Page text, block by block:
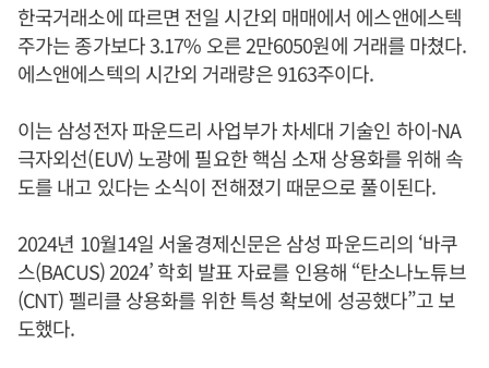
한국거래소에 따르면 전일 시간외 매매에서 에스앤에스텍
주가는 종가보다 3.17% 오른 2만6050원에 거래를 마쳤다.
에스앤에스텍의 시간외 거래량은 9163주이다.
이는 삼성전자 파운드리 사업부가 차세대 기술인 하이-NA
극자외선(EUV) 노광에 필요한 핵심 소재 상용화를 위해 속
도를 내고 있다는 소식이 전해졌기 때문으로 풀이된다.
2024년 10월14일 서울경제신문은 삼성 파운드리의 ‘바쿠
스(BACUS) 2024’ 학회 발표 자료를 인용해 “탄소나노튜브
(CNT) 펠리클 상용화를 위한 특성 확보에 성공했다”고 보
도했다.